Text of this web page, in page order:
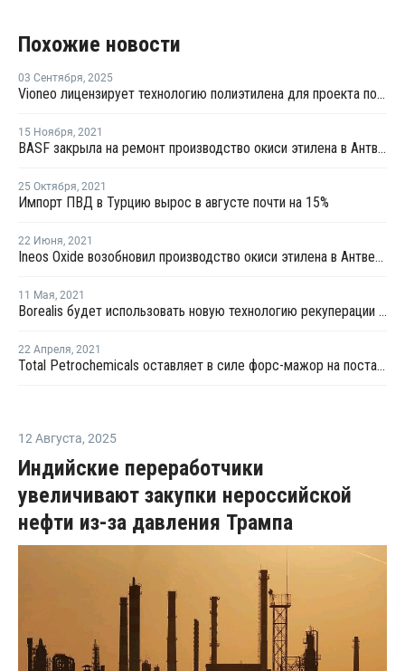
Похожие новости
03 Сентября, 2025
Vioneo лицензирует технологию полиэтилена для проекта по производству экологичных полиолефинов в Антверпене
15 Ноября, 2021
BASF закрыла на ремонт производство окиси этилена в Антверпене
25 Октября, 2021
Импорт ПВД в Турцию вырос в августе почти на 15%
22 Июня, 2021
Ineos Oxide возобновил производство окиси этилена в Антверпене после ремонта
11 Мая, 2021
Borealis будет использовать новую технологию рекуперации тепла на заводе ПВД в Бельгии
22 Апреля, 2021
Total Petrochemicals оставляет в силе форс-мажор на поставки металлоценового ПЭ с завода в Бельгии
12 Августа, 2025
Индийские переработчики
увеличивают закупки нероссийской
нефти из-за давления Трампа